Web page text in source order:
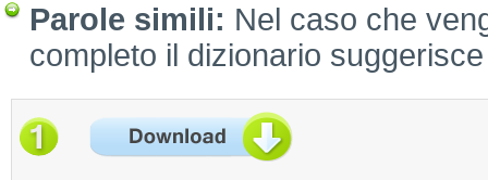
Parole simili: Nel caso che
completo il dizionario